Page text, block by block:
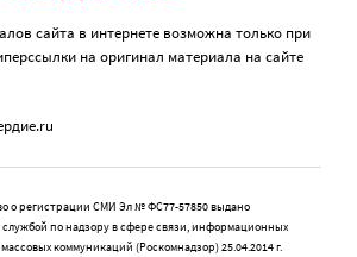
сайта в интернете возможна только при
на оригинал материала на сайте
о регистрации СМИ Эл № ФС77-57850 выдано
по надзору в сфере связи, информационных
коммуникаций (Роскомнадзор) 25.04.2014 г.